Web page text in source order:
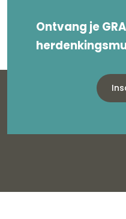
Ontvang je